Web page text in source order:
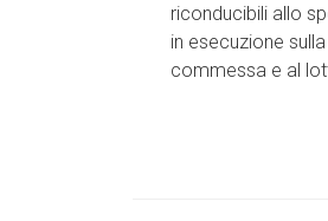
riconducibili allo
in esecuzione
commessa e al